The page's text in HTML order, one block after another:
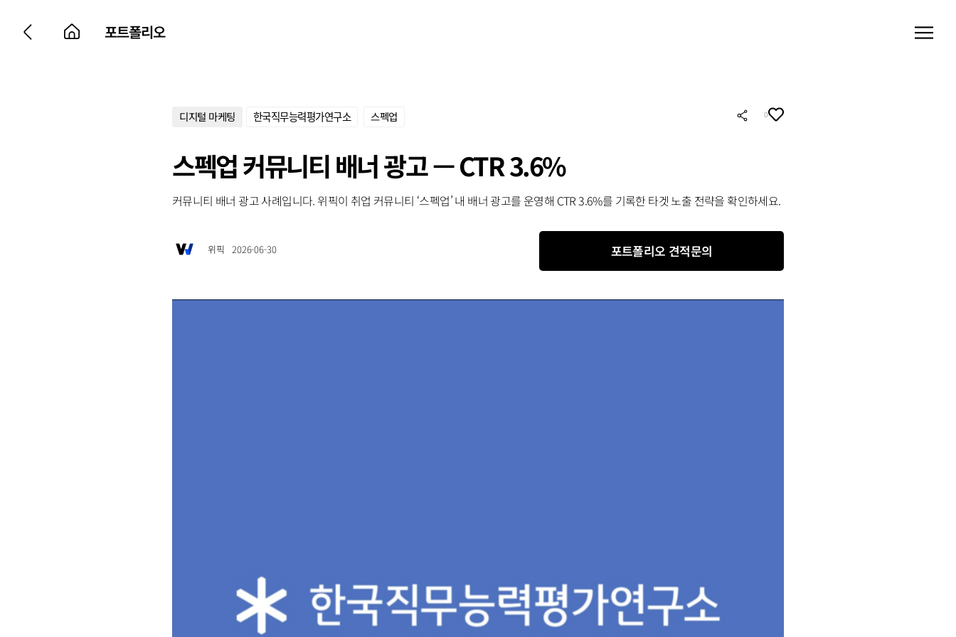
포트폴리오
디지털 마케팅 한국직무능력평가연구소 스펙업 0
스펙업 커뮤니티 배너 광고 — CTR 3.6%
커뮤니티 배너 광고 사례입니다. 위픽이 취업 커뮤니티 ‘스펙업’ 내 배너 광고를 운영해 CTR 3.6%를 기록한 타겟 노출 전략을 확인하세요.
위픽 2026-06-30 포트폴리오 견적문의